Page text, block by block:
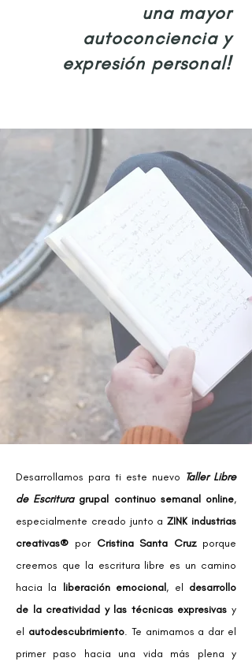
una mayor
autoconciencia y
expresión personal!
Desarrollamos para ti este nuevo Taller Libre
de Escritura grupal continuo semanal online,
especialmente creado junto aZINK industrias
creativas® por Cristina Santa Cruz porque
creemos que la escritura libre es un camino
hacia la liberación emocional, el desarrollo
de la creatividad y las técnicas expresivas y
el autodescubrimiento. Te animamos a dar el
primer paso hacia una vida más plena y